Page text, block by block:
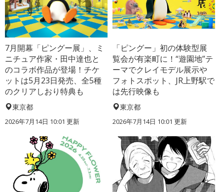
7月開幕「ピングー展」、ミ
ニチュア作家・田中達也と
のコラボ作品が登場！チケ
ットは5月23日発売、全5種
のクリアしおり特典も
東京都
2026年7月14日 10:01 更新
「ピングー」初の体験型展
覧会が有楽町に！“遊園地”テ
ーマでクレイモデル展示や
フォトスポット、JR上野駅で
は先行映像も
東京都
2026年7月14日 10:01 更新